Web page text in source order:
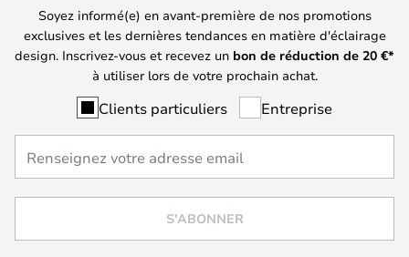
Soyez informé(e) en avant-première de nos promotions
exclusives et les dernières tendances en matière d'éclairage
design. Inscrivez-vous et recevez un bon de réduction de 20 €*
à utiliser lors de votre prochain achat.
Clients particuliers Entreprise
S'ABONNER